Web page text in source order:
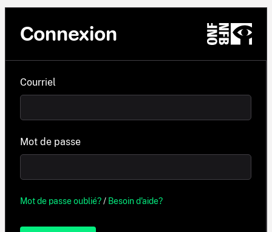
Connexion
Courriel
Mot de passe
Mot de passe oublié?/ Besoin d'aide?